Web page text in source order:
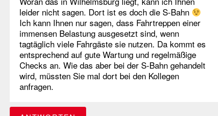
leider nicht sagen. Dort ist es doch die S-Bahn
Ich kann Ihnen nur sagen, dass Fahrtreppen einer
immensen Belastung ausgesetzt sind, wenn
tagtäglich viele Fahrgäste sie nutzen. Da kommt es
entsprechend auf gute Wartung und regelmäßige
Checks an. Wie das aber bei der S-Bahn gehandelt
wird, müssten Sie mal dort bei den Kollegen
anfragen.